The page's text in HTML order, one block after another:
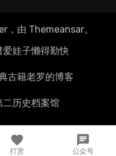
，由 Themeansar。
爱娃子懒得勤快
古籍老罗的博客
二历史档案馆
打赏 公众号